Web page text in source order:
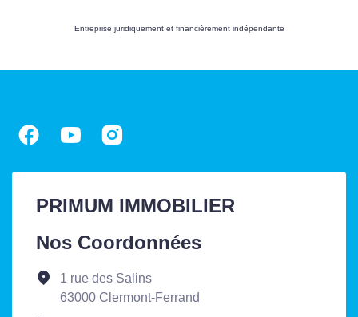
Entreprise juridiquement et financièrement indépendante
PRIMUM IMMOBILIER
Nos Coordonnées
1 rue des Salins
63000 Clermont-Ferrand